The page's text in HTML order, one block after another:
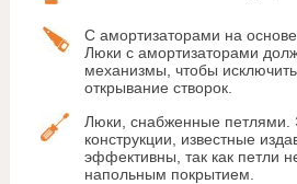
С амортизаторами на основе
Люки с амортизаторами
механизмы, чтобы
открывание створок.
Люки, снабженные петлями.
конструкции, известные
эффективны, так как петли
напольным покрытием.